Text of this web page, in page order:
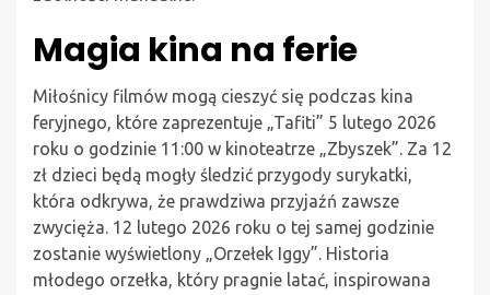
Magia kina na ferie
Miłośnicy filmów mogą cieszyć się podczas kina
feryjnego, które zaprezentuje „Tafiti” 5 lutego 2026
roku o godzinie 11:00 w kinoteatrze „Zbyszek”. Za 12
zł dzieci będą mogły śledzić przygody surykatki,
która odkrywa, że prawdziwa przyjaźń zawsze
zwycięża. 12 lutego 2026 roku o tej samej godzinie
zostanie wyświetlony „Orzełek Iggy”. Historia
młodego orzełka, który pragnie latać, inspirowana